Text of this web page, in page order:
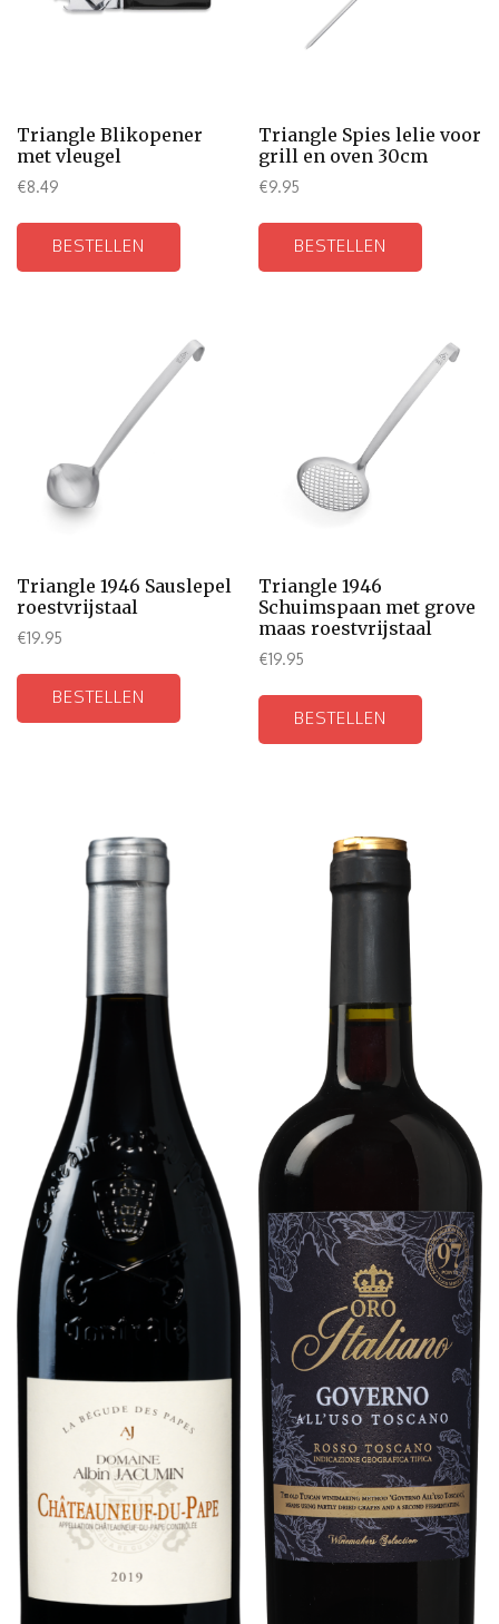
Triangle Blikopener
met vleugel
€8.49
BESTELLEN
Triangle Spies lelie voor
grill en oven 30cm
€9.95
BESTELLEN
Triangle 1946 Sauslepel
roestvrijstaal
€19.95
BESTELLEN
Triangle 1946
Schuimspaan met grove
maas roestvrijstaal
€19.95
BESTELLEN